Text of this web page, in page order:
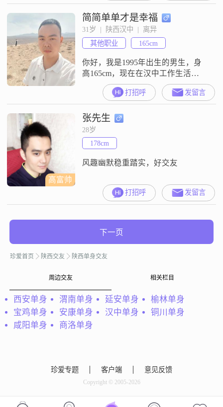
关于我自己，我认为家庭是比较重
要的，平时会把家庭放在心里比较
重的位置##3002##我平时也喜欢玩
电子游戏，在空闲的时候会花时间
在这上面##3002##另外，我这个人
简简单单才是幸福
31岁  |  陕西汉中  |  离异
其他职业
165cm
你好，我是1995年出生的男生，身
高165cm，现在在汉中工作生活
##3002##我的学历是大专，目前月
收入在8001到12000元之间##3002##
性格方面，大家平时对我的评价是
稳重可靠，我也确实觉得自己是个
责任感比较强的人##3002##平时为
人随和，比较好相处，不喜欢斤斤
计较##3002##在个人观念上，我认
为
打招呼 发留言
高富帅
张先生
28岁
178cm
风趣幽默稳重踏实，好交友
打招呼 发留言
下一页
珍爱首页 陕西交友 陕西单身交友
周边交友 相关栏目
西安单身 渭南单身 延安单身
榆林单身
宝鸡单身
安康单身 汉中单身
铜川单身
咸阳单身
商洛单身
珍爱专题 客户端 意见反馈
Copyright © 2005-2026